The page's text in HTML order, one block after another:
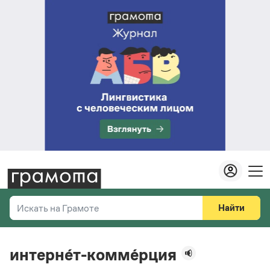
Искать на Грамоте
Справочная служба
Найти
интерне́т-комме́рция